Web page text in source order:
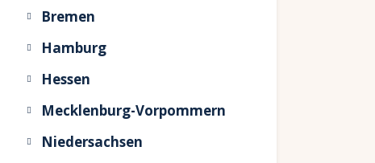
Bremen
Hamburg
Hessen
Mecklenburg-Vorpommern
Niedersachsen